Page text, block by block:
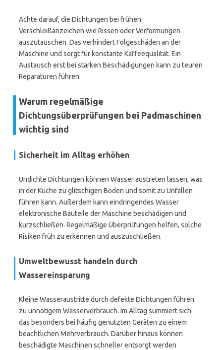
Achte darauf, die Dichtungen bei frühen
Verschleißanzeichen wie Rissen oder Verformungen
auszutauschen. Das verhindert Folgeschäden an der
Maschine und sorgt für konstante Kaffeequalität. Ein
Austausch erst bei starken Beschädigungen kann zu teuren
Reparaturen führen.
Warum regelmäßige
Dichtungsüberprüfungen bei Padmaschinen
wichtig sind
Sicherheit im Alltag erhöhen
Undichte Dichtungen können Wasser austreten lassen, was
in der Küche zu glitschigen Böden und somit zu Unfällen
führen kann. Außerdem kann eindringendes Wasser
elektronische Bauteile der Maschine beschädigen und
kurzschließen. Regelmäßige Überprüfungen helfen, solche
Risiken früh zu erkennen und auszuschließen.
Umweltbewusst handeln durch
Wassereinsparung
Kleine Wasseraustritte durch defekte Dichtungen führen
zu unnötigem Wasserverbrauch. Im Alltag summiert sich
das besonders bei häufig genutzten Geräten zu einem
beachtlichen Mehrverbrauch. Darüber hinaus können
beschädigte Maschinen schneller entsorgt werden